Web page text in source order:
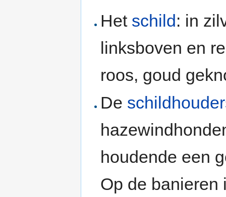
Het schild: in
linksboven en
roos, goud
De
houdende een
Op de banieren